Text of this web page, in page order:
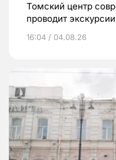
Томский центр
проводит
16:04 / 04.08.26